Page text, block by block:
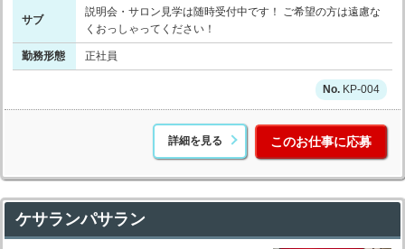
サブ
説明会・サロン見学は随時受付中です！ ご希望の方は遠慮な
くおっしゃってください！
勤務形態 正社員
KP-004
詳細を見る このお仕事に応募
ケサランパサラン